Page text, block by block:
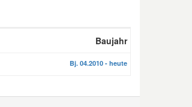
Baujahr
Bj. 04.2010 - heute